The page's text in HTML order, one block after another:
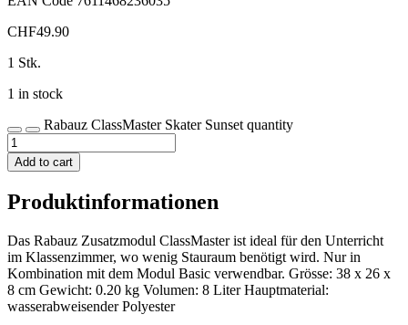
CHF49.90
1 Stk.
1 in stock
Rabauz ClassMaster Skater Sunset quantity
Add to cart
Produktinformationen
Das Rabauz Zusatzmodul ClassMaster ist ideal für den Unterricht
im Klassenzimmer, wo wenig Stauraum benötigt wird. Nur in
Kombination mit dem Modul Basic verwendbar. Grösse: 38 x 26 x
8 cm Gewicht: 0.20 kg Volumen: 8 Liter Hauptmaterial:
wasserabweisender Polyester